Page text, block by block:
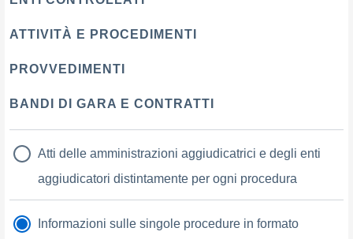
ATTIVITÀ E PROCEDIMENTI
PROVVEDIMENTI
BANDI DI GARA E CONTRATTI
Atti delle amministrazioni aggiudicatrici e degli enti
aggiudicatori distintamente per ogni procedura
Informazioni sulle singole procedure in formato